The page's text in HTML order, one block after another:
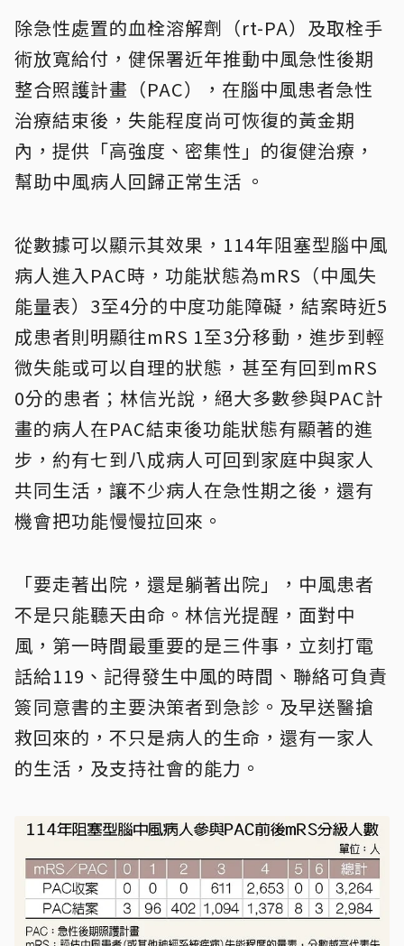
除急性處置的血栓溶解劑（rt-PA）及取栓手
術放寬給付，健保署近年推動中風急性後期
整合照護計畫（PAC），在腦中風患者急性
治療結束後，失能程度尚可恢復的黃金期
內，提供「高強度、密集性」的復健治療，
幫助中風病人回歸正常生活 。
從數據可以顯示其效果，114年阻塞型腦中風
病人進入PAC時，功能狀態為mRS（中風失
能量表）3至4分的中度功能障礙，結案時近5
成患者則明顯往mRS 1至3分移動，進步到輕
微失能或可以自理的狀態，甚至有回到mRS
0分的患者；林信光說，絕大多數參與PAC計
畫的病人在PAC結束後功能狀態有顯著的進
步，約有七到八成病人可回到家庭中與家人
共同生活，讓不少病人在急性期之後，還有
機會把功能慢慢拉回來。
「要走著出院，還是躺著出院」，中風患者
不是只能聽天由命。林信光提醒，面對中
風，第一時間最重要的是三件事，立刻打電
話給119、記得發生中風的時間、聯絡可負責
簽同意書的主要決策者到急診。及早送醫搶
救回來的，不只是病人的生命，還有一家人
的生活，及支持社會的能力。